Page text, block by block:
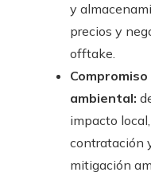
y
precios y
offtake.
ambiental:
impacto
contratación
mitigación